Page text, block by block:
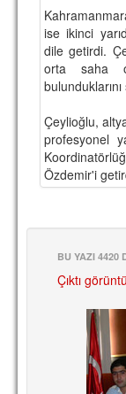
TARİHİ
KUPA
ESKi
ESKİ
İRTİBAT
SİTE
REKLAM
ise ikinci
dile getirdi.
orta saha
Çeylioğlu,
profesyonel
Özdemir'i
BU YAZI 4420
Çıktı